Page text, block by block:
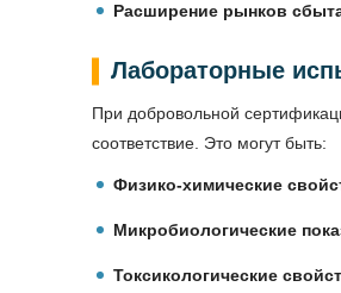
Расширение рынков
Лабораторные
При добровольной
соответствие. Это могут быть:
Физико-химические
Микробиологические
Токсикологические